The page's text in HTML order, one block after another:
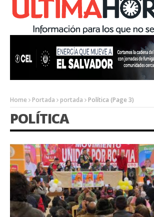
Home Portada portada Política (Page 3)
POLÍTICA